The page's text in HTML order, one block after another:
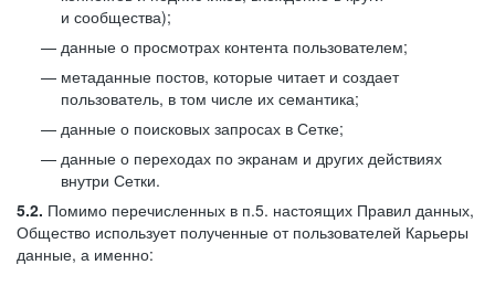
и сообщества);
данные о просмотрах контента пользователем;
метаданные постов, которые читает и создает
пользователь, в том числе их семантика;
данные о поисковых запросах в Сетке;
данные о переходах по экранам и других действиях
внутри Сетки.
5.2. Помимо перечисленных в п.5. настоящих Правил данных,
Общество использует полученные от пользователей Карьеры
данные, а именно: